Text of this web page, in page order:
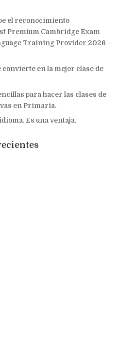
el reconocimiento
Premium Cambridge Exam
Training Provider 2026 –
convierte en la mejor clase de
para hacer las clases de
en Primaria.
Es una ventaja.